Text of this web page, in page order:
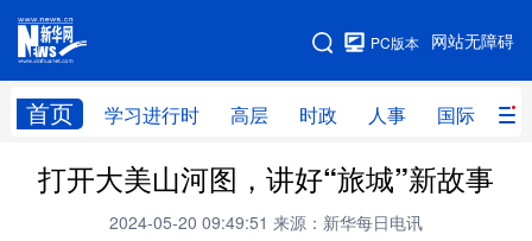
网站无障碍
PC版本
首页 学习进行时 高层 时政 人事 国际 财
网站地图
学习进行时 高层 时政 人事
财经 网评
打开大美山河图，讲好“旅城”新故事
2024-05-20 09:49:51 来源：新华每日电讯